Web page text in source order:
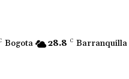
Bogota 28.8 C Barranquilla